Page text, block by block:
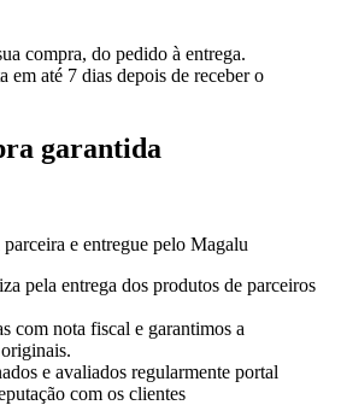
compra, do pedido à entrega.
em até 7 dias depois de receber o
garantida
e entregue pelo Magalu
pela entrega dos produtos de parceiros
com nota fiscal e garantimos a
e avaliados regularmente portal
com os clientes